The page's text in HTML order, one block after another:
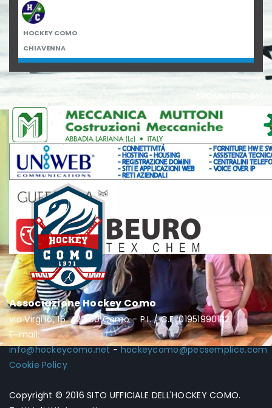
HOCKEY COMO
CHIAVENNA
sponsored by:
Associazione Hockey Como
via Virgilio, 16 - 22100 Como - P.I. / C.F. 01951990132
E-mail:
info@hockeycomo.net-hockeycomo@pecsemplice.com
Cookie Policy
Copyright © 2016 SITO UFFICIALE DELL'HOCKEY COMO.